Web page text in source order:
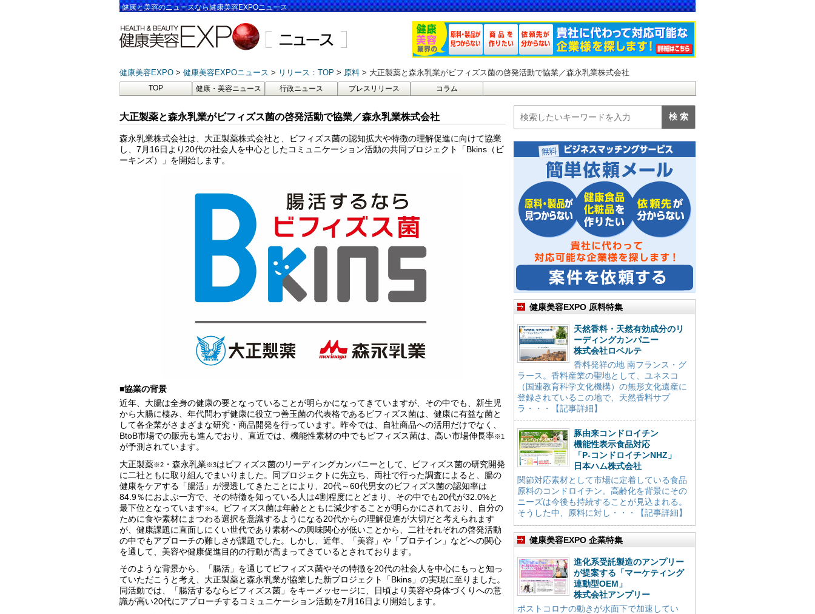
健康と美容のニュースなら健康美容EXPOニュース
健康美容EXPO 健康美容EXPOニュース リリース：TOP 原料 大正製薬と森永乳業がビフィズス菌の啓発活動で協業／森永乳業株式会社
TOP 健康・美容ニュース 行政ニュース プレスリリース コラム
大正製薬と森永乳業がビフィズス菌の啓発活動で協業／森永乳業株式会社
森永乳業株式会社は、大正製薬株式会社と、ビフィズス菌の認知拡大や特徴の理解促進に向けて協業
し、7月16日より20代の社会人を中心としたコミュニケーション活動の共同プロジェクト「Bkins（ビ
ーキンズ）」を開始します。
■協業の背景
近年、大腸は全身の健康の要となっていることが明らかになってきていますが、その中でも、新生児
から大腸に棲み、年代問わず健康に役立つ善玉菌の代表格であるビフィズス菌は、健康に有益な菌と
して各企業がさまざまな研究・商品開発を行っています。昨今では、自社商品への活用だけでなく、
BtoB市場での販売も進んでおり、直近では、機能性素材の中でもビフィズス菌は、高い市場伸長率※1
が予測されています。
大正製薬※2 ・森永乳業※3はビフィズス菌のリーディングカンパニーとして、ビフィズス菌の研究開発
に二社ともに取り組んでまいりました。同プロジェクトに先立ち、両社で行った調査によると、腸の
健康をケアする「腸活」が浸透してきたことにより、20代～60代男女のビフィズス菌の認知率は
84.9％におよぶ一方で、その特徴を知っている人は4割程度にとどまり、その中でも20代が32.0%と
最下位となっています※4。ビフィズス菌は年齢とともに減少することが明らかにされており、自分の
ために食や素材にまつわる選択を意識するようになる20代からの理解促進が大切だと考えられます
が、健康課題に直面しにくい世代であり素材への興味関心が低いことから、二社それぞれの啓発活動
の中でもアプローチの難しさが課題でした。しかし、近年、「美容」や「プロテイン」などへの関心
を通して、美容や健康促進目的の行動が高まってきているとされております。
そのような背景から、「腸活」を通じてビフィズス菌やその特徴を20代の社会人を中心にもっと知っ
ていただこうと考え、大正製薬と森永乳業が協業した新プロジェクト「Bkins」の実現に至りました。
同活動では、「腸活するならビフィズス菌」をキーメッセージに、日頃より美容や身体づくりへの意
識が高い20代にアプローチするコミュニケーション活動を7月16日より開始します。
健康美容EXPO 原料特集
天然香料・天然有効成分のリ
ーディングカンパニー
株式会社ロベルテ
香料発祥の地 南フランス・グ
ラース。香料産業の聖地として、ユネスコ
（国連教育科学文化機構）の無形文化遺産に
登録されているこの地で、天然香料サプ
ラ・・・【記事詳細】
豚由来コンドロイチン
機能性表示食品対応
「P-コンドロイチンNHZ」
日本ハム株式会社
関節対応素材として市場に定着している食品
原料のコンドロイチン。高齢化を背景にその
ニーズは今後も持続することが見込まれる。
そうした中、原料に対し・・・【記事詳細】
健康美容EXPO 企業特集
進化系受託製造のアンプリー
が提案する「マーケティング
連動型OEM」
株式会社アンプリー
ポストコロナの動きが水面下で加速してい